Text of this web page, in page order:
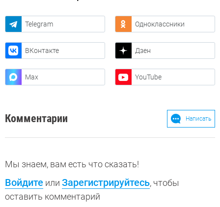
Telegram Одноклассники
ВКонтакте Дзен
Max YouTube
Комментарии Написать
Мы знаем, вам есть что сказать!
Войдите или Зарегистрируйтесь, чтобы
оставить комментарий